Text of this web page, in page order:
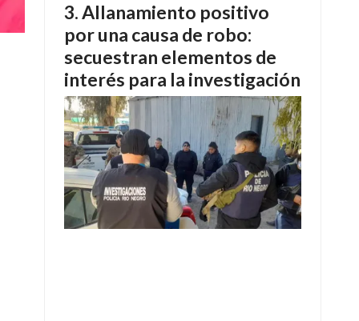
Allanamiento positivo
por una causa de robo:
secuestran elementos de
interés para la investigación